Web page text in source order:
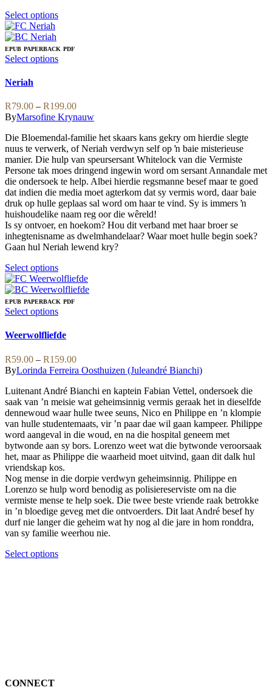
Select optionsThis
multiple
variants.
be
chosen
on
the
product
page
EPUB PAPERBACK PDF
Select optionsThis
variants.
The
options
may
be
chosen
on
the
product
page
Neriah
R79.00 – R199.00Price
range:
through
R199.00
ByMarsofine Krynauw
Die Bloemendal-familie het skaars kans gekry om hierdie slegte
nuus te verwerk, of Neriah verdwyn self op ŉ baie misterieuse
manier. Die hulp van speursersant Whitelock van die Vermiste
Persone tak moes dringend ingewin word om sersant Annandale met
die ondersoek te help. Albei hierdie regsmanne besef maar te goed
dat indien die media moet agterkom dat sy vermis word, daar baie
druk op hulle geplaas sal word om haar te vind. Sy is immers ŉ
huishoudelike naam reg oor die wêreld!
Is sy ontvoer, en hoekom? Hou dit verband met haar broer se
inhegtenisname as dwelmhandelaar? Waar moet hulle begin soek?
Gaan hul Neriah lewend kry?
Select optionsThis
product
has
multiple
variants.
options
be
chosen
on
the
product
page
EPUB PAPERBACK PDF
Select optionsThis
has
variants.
The
options
may
be
chosen
on
the
product
page
Weerwolfliefde
R59.00 – R159.00Price
range:
through
R159.00
ByLorinda Ferreira Oosthuizen (Juleandré Bianchi)
Luitenant André Bianchi en kaptein Fabian Vettel, ondersoek die
saak van ’n meisie wat geheimsinnig vermis geraak het in dieselfde
dennewoud waar hulle twee seuns, Nico en Philippe en ’n klompie
van hulle studentemaats, vir ’n paar dae wil gaan kampeer. Philippe
word aangeval in die woud, en na die hospital geneem met
bytwonde aan sy bors. Lorenzo weet wat die bytwonde veroorsaak
het, maar as Philippe die waarheid moet uitvind, gaan dit dalk hul
vriendskap kos.
Nog mense in die dorpie verdwyn geheimsinnig. Philippe en
Lorenzo se hulp word benodig as polisiereserviste om na die
vermiste mense te help soek. Die twee beste vriende raak betrokke
in ’n bloedige geveg met die ontvoerders. Dit laat André besef hy
durf nie langer die geheim wat hy nog al die jare in hom ronddra,
van sy familie weerhou nie.
Select optionsThis
CONNECT